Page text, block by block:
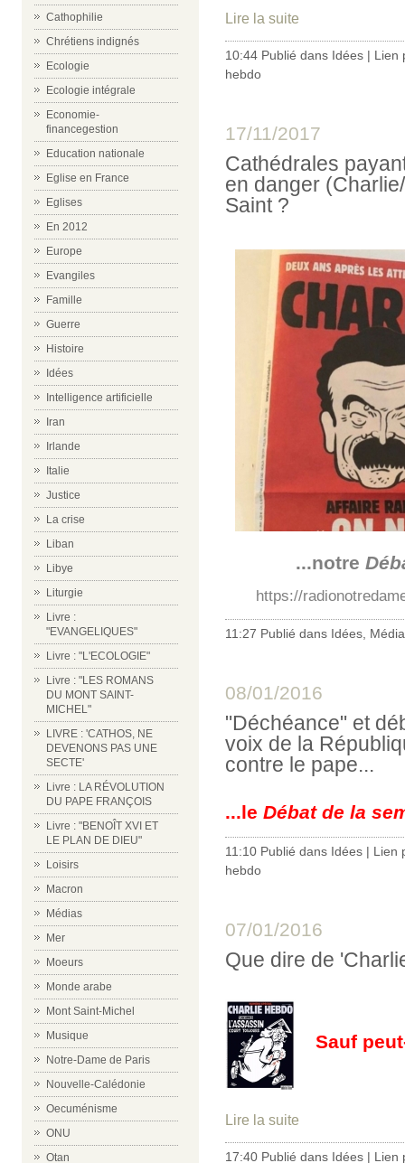
Cathophilie
Chrétiens indignés
Ecologie
Ecologie intégrale
Economie-
financegestion
Education nationale
Eglise en France
Eglises
En 2012
Europe
Evangiles
Famille
Guerre
Histoire
Idées
Intelligence artificielle
Iran
Irlande
Italie
Justice
La crise
Liban
Libye
Liturgie
Livre :
"EVANGELIQUES"
Livre : "L'ECOLOGIE"
Livre : "LES ROMANS
DU MONT SAINT-
MICHEL"
LIVRE : 'CATHOS, NE
DEVENONS PAS UNE
SECTE'
Livre : LA RÉVOLUTION
DU PAPE FRANÇOIS
Livre : "BENOÎT XVI ET
LE PLAN DE DIEU"
Loisirs
Macron
Médias
Mer
Moeurs
Monde arabe
Mont Saint-Michel
Musique
Notre-Dame de Paris
Nouvelle-Calédonie
Oecuménisme
ONU
Otan
Lire la suite
10:44 Publié dans Idées | Lien
hebdo
17/11/2017
Cathédrales
en danger
Saint ?
...notre
https://
11:27 Publié dans Idées
08/01/2016
"Déchéance" et
voix de la
contre le pape...
...le Débat de la
11:10 Publié dans Idées | Lien
hebdo
07/01/2016
Que dire de
Sauf
Lire la suite
17:40 Publié dans Idées | Lien